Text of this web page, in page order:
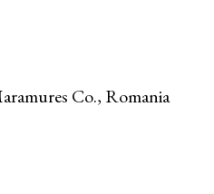
Co., Romania